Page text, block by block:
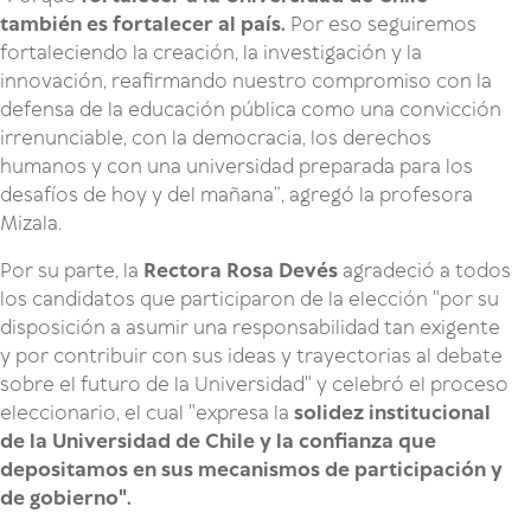
también es fortalecer al país. Por eso seguiremos
fortaleciendo la creación, la investigación y la
innovación, reafirmando nuestro compromiso con la
defensa de la educación pública como una convicción
irrenunciable, con la democracia, los derechos
humanos y con una universidad preparada para los
desafíos de hoy y del mañana”, agregó la profesora
Mizala.
Por su parte, la Rectora Rosa Devés agradeció a todos
los candidatos que participaron de la elección "por su
disposición a asumir una responsabilidad tan exigente
y por contribuir con sus ideas y trayectorias al debate
sobre el futuro de la Universidad" y celebró el proceso
eleccionario, el cual "expresa la solidez institucional
de la Universidad de Chile y la confianza que
depositamos en sus mecanismos de participación y
de gobierno".